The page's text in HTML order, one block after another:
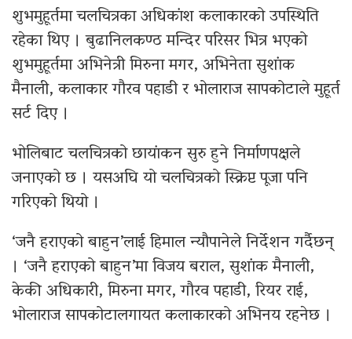
शुभमुहूर्तमा चलचित्रका अधिकांश कलाकारको उपस्थिति
रहेका थिए । बुढानिलकण्ठ मन्दिर परिसर भित्र भएको
शुभमुहूर्तमा अभिनेत्री मिरुना मगर, अभिनेता सुशांक
मैनाली, कलाकार गौरव पहाडी र भोलाराज सापकोटाले मुहूर्त
सर्ट दिए ।
भोलिबाट चलचित्रको छायांकन सुरु हुने निर्माणपक्षले
जनाएको छ । यसअघि यो चलचित्रको स्क्रिप्ट पूजा पनि
गरिएको थियो ।
‘जनै हराएको बाहुन’लाई हिमाल न्यौपानेले निर्देशन गर्दैछन्
। ‘जनै हराएको बाहुन’मा विजय बराल, सुशांक मैनाली,
केकी अधिकारी, मिरुना मगर, गौरव पहाडी, रियर राई,
भोलाराज सापकोटालगायत कलाकारको अभिनय रहनेछ ।